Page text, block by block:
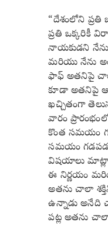
“దేశంలోని ప్రతి
ప్రతి ఒక్కరికీ
నాయకుడని నేను
మరియు నేను
ఫాఫ్ అతనిపై
కూడా అతనిపై
ఖచ్చితంగా
వారం
కొంత సమయం
సమయం
విషయాలు
ఈ నిర్ణయం
అతను చాలా
ఉన్నాడు అనేది
పట్ల అతను